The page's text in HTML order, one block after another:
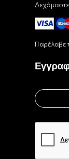
Δεχόμαστε
Παρέλαβε